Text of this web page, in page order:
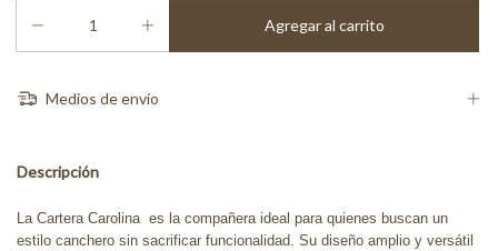
Medios de envío
Descripción
La Cartera Carolina es la compañera ideal para quienes buscan un
estilo canchero sin sacrificar funcionalidad. Su diseño amplio y versátil